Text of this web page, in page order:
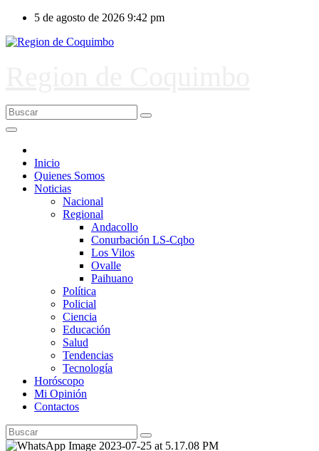
contenido
5 de agosto de 2026 9:42 pm
Inicio
Quienes Somos
Noticias
Nacional
Regional
Andacollo
Conurbación LS-Cqbo
Los Vilos
Ovalle
Paihuano
Política
Policial
Ciencia
Educación
Salud
Tendencias
Tecnología
Horóscopo
Mi Opinión
Contactos